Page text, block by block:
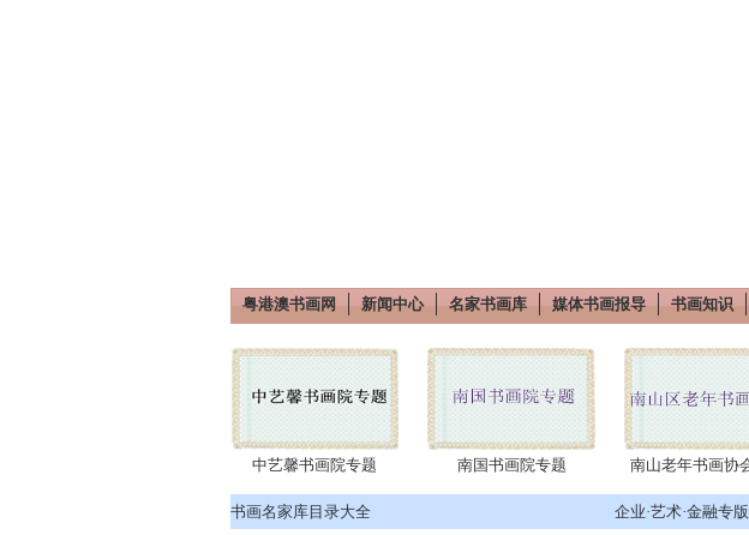
粤港澳书画网 新闻中心 名家书画库 媒体书画报导 书画知识
中艺馨书画院专题 南国书画院专题 南山老年书画协
书画名家库目录大全 企业·艺术·金融专版